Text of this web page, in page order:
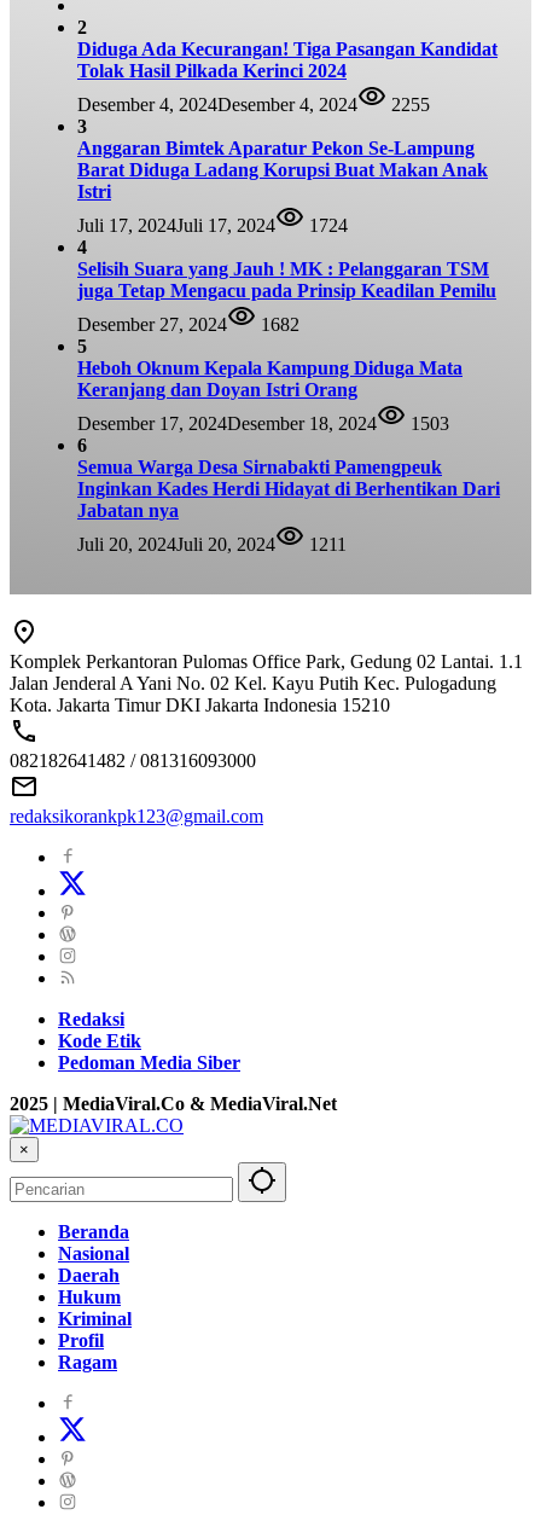
2
Diduga Ada Kecurangan! Tiga Pasangan Kandidat
Tolak Hasil Pilkada Kerinci 2024
Desember 4, 2024Desember 4, 2024
2255
3
Anggaran Bimtek Aparatur Pekon Se-Lampung
Barat Diduga Ladang Korupsi Buat Makan Anak
Istri
Juli 17, 2024Juli 17, 2024
1724
4
Selisih Suara yang Jauh ! MK : Pelanggaran TSM
juga Tetap Mengacu pada Prinsip Keadilan Pemilu
Desember 27, 2024
1682
5
Heboh Oknum Kepala Kampung Diduga Mata
Keranjang dan Doyan Istri Orang
Desember 17, 2024Desember 18, 2024
1503
6
Semua Warga Desa Sirnabakti Pamengpeuk
Inginkan Kades Herdi Hidayat di Berhentikan Dari
Jabatan nya
Juli 20, 2024Juli 20, 2024 1211
Komplek Perkantoran Pulomas Office Park, Gedung 02 Lantai. 1.1
Jalan Jenderal A Yani No. 02 Kel. Kayu Putih Kec. Pulogadung
Kota. Jakarta Timur DKI Jakarta Indonesia 15210
082182641482 / 081316093000
redaksikorankpk123@gmail.com
Redaksi
Kode Etik
Pedoman Media Siber
2025 | MediaViral.Co & MediaViral.Net
×
Beranda
Nasional
Daerah
Hukum
Kriminal
Profil
Ragam